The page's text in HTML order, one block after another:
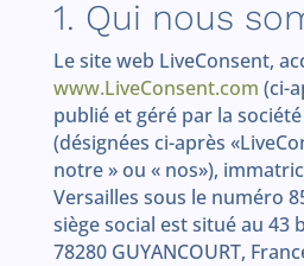
1. Qui nous
Le site web LiveConsent,
www.LiveConsent.com (ci-
publié et géré par la société
(désignées ci-après
notre » ou « nos»),
Versailles sous le numéro
siège social est situé au 43
78280 GUYANCOURT,